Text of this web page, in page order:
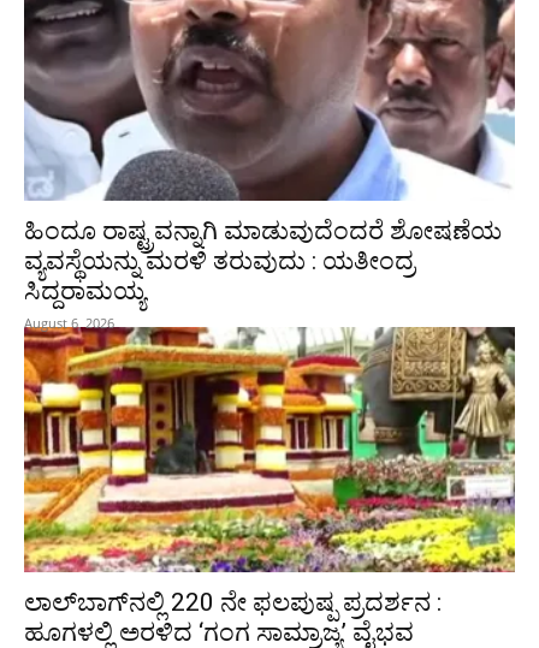
ಹಿಂದೂ ರಾಷ್ಟ್ರವನ್ನಾಗಿ ಮಾಡುವುದೆಂದರೆ ಶೋಷಣೆಯ
ವ್ಯವಸ್ಥೆಯನ್ನು ಮರಳಿ ತರುವುದು : ಯತೀಂದ್ರ
ಸಿದ್ದರಾಮಯ್ಯ
August 6, 2026
ಲಾಲ್‍ಬಾಗ್‍ನಲ್ಲಿ 220 ನೇ ಫಲಪುಷ್ಪ ಪ್ರದರ್ಶನ :
ಹೂಗಳಲ್ಲಿ ಅರಳಿದ ‘ಗಂಗ ಸಾಮ್ರಾಜ್ಯ’ ವೈಭವ